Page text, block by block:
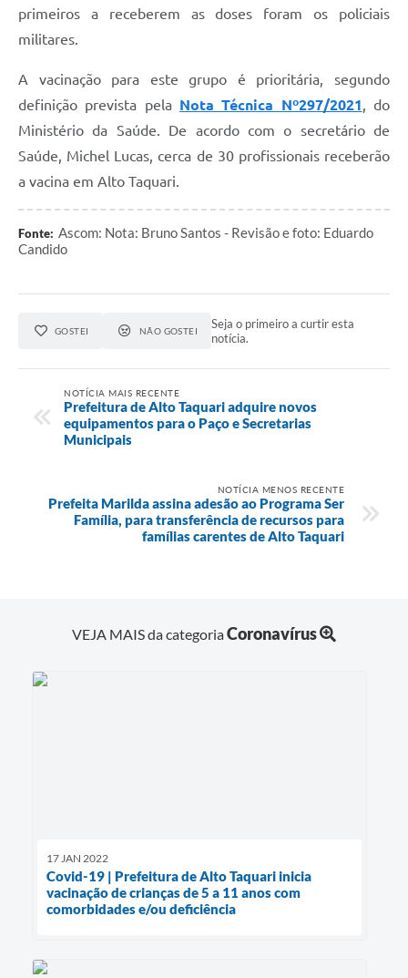
primeiros a receberem as doses foram os policiais
militares.
A vacinação para este grupo é prioritária, segundo
definição prevista pela Nota Técnica Nº297/2021, do
Ministério da Saúde. De acordo com o secretário de
Saúde, Michel Lucas, cerca de 30 profissionais receberão
a vacina em Alto Taquari.
Fonte: Ascom: Nota: Bruno Santos - Revisão e foto: Eduardo
Candido
GOSTEI NÃO GOSTEI
Seja o primeiro a curtir esta
notícia.
NOTÍCIA MAIS RECENTE
Prefeitura de Alto Taquari adquire novos
equipamentos para o Paço e Secretarias
Municipais
NOTÍCIA MENOS RECENTE
Prefeita Marilda assina adesão ao Programa Ser
Família, para transferência de recursos para
famílias carentes de Alto Taquari
VEJA MAIS da categoriaCoronavírus
17 JAN 2022
Covid-19 | Prefeitura de Alto Taquari inicia
vacinação de crianças de 5 a 11 anos com
comorbidades e/ou deficiência